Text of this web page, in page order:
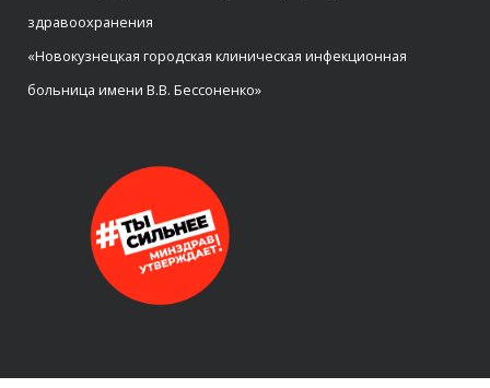
здравоохранения
«Новокузнецкая городская клиническая инфекционная
больница имени В.В. Бессоненко»